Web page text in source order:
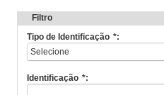
Filtro
Tipo de Identificação *
Selecione
Identificação *